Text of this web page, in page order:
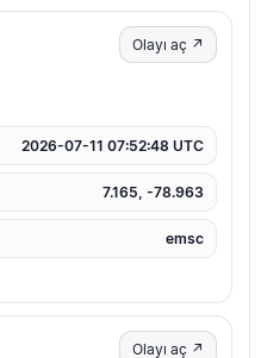
Olayı aç ↗
2026-07-11 07:52:48 UTC
7.165, -78.963
emsc
Olayı aç ↗